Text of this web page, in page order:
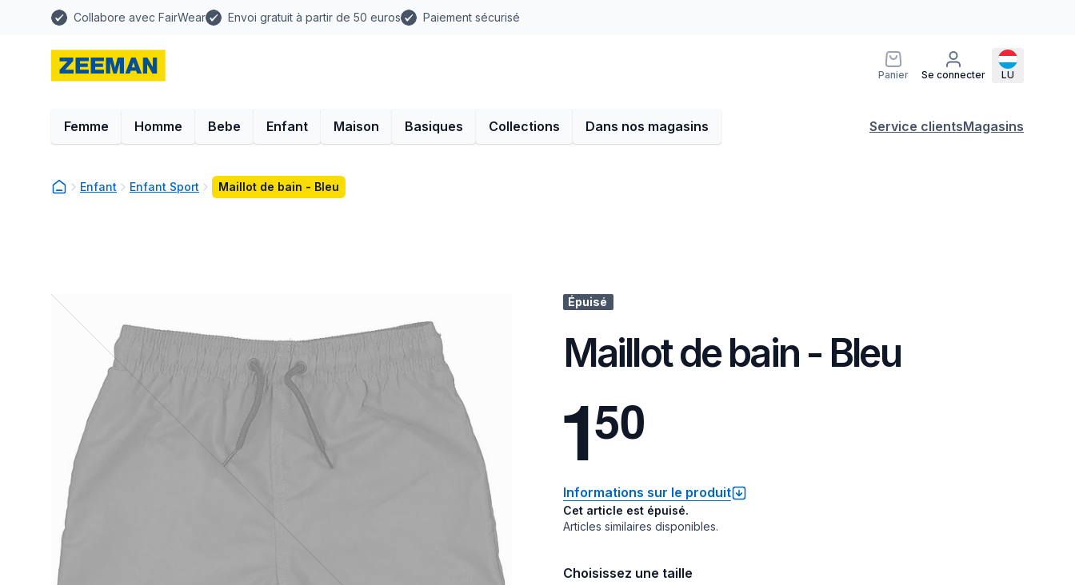
Collabore avec FairWear Envoi gratuit à partir de 50 euros Paiement sécurisé
Panier Se connecter LU
Femme Homme Bebe Enfant Maison Basiques Collections Dans nos magasins Service clientsMagasins
Enfant Enfant Sport Maillot de bain - Bleu
Épuisé
Maillot de bain - Bleu
150
Informations sur le produit
Cet article est épuisé.
Articles similaires disponibles.
Choisissez une taille